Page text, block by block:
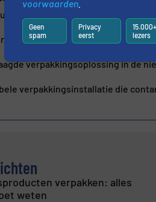
voor Gebroeders Fuite dankzij
en efficiëntere
verpakkingsoplossing in de
verpakkingsinstallatie die
verpakken: alles
weten
voorwaarden
Geen
spam
Privacy
eerst
15.000+
lezers